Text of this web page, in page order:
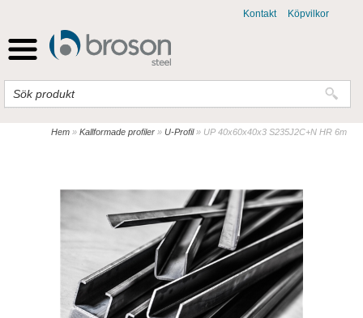
Kontakt Köpvilkor
Hem » Kallformade profiler » U-Profil» UP 40x60x40x3 S235J2C+N HR 6m